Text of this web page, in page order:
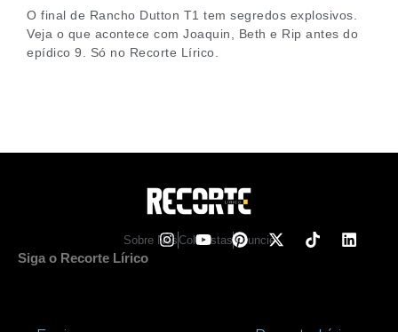
O final de Rancho Dutton T1 tem segredos explosivos.
Veja o que acontece com Joaquin, Beth e Rip antes do
epídico 9. Só no Recorte Lírico.
Sobre NosColunistasAnuncie
Siga o Recorte Lírico